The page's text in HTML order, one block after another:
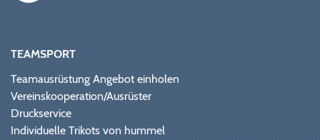
TEAMSPORT
Teamausrüstung Angebot einholen
Vereinskooperation/Ausrüster
Druckservice
Individuelle Trikots von hummel